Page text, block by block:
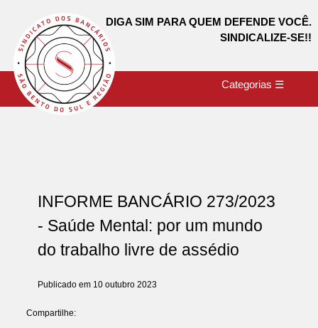
DIGA SIM PARA QUEM DEFENDE VOCÊ.
SINDICALIZE-SE!!
Categorias ☰
INFORME BANCÁRIO 273/2023
- Saúde Mental: por um mundo
do trabalho livre de assédio
Publicado em 10 outubro 2023
Compartilhe: